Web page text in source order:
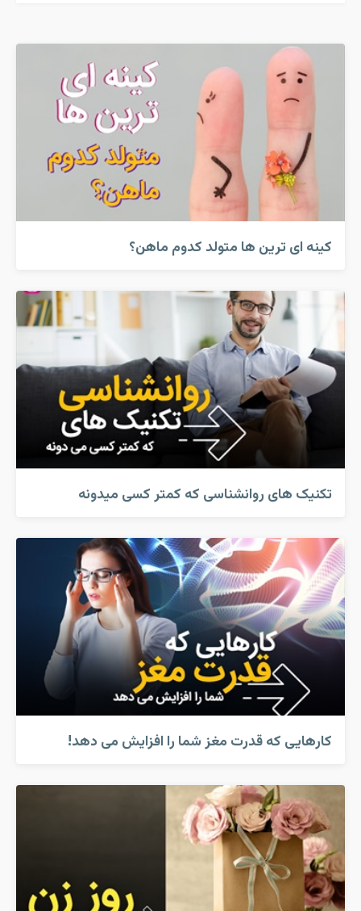
کینه ای ترین ها متولد کدوم ماهن؟
تکنیک های روانشناسی که کمتر کسی میدونه
کارهایی که قدرت مغز شما را افزایش می دهد!